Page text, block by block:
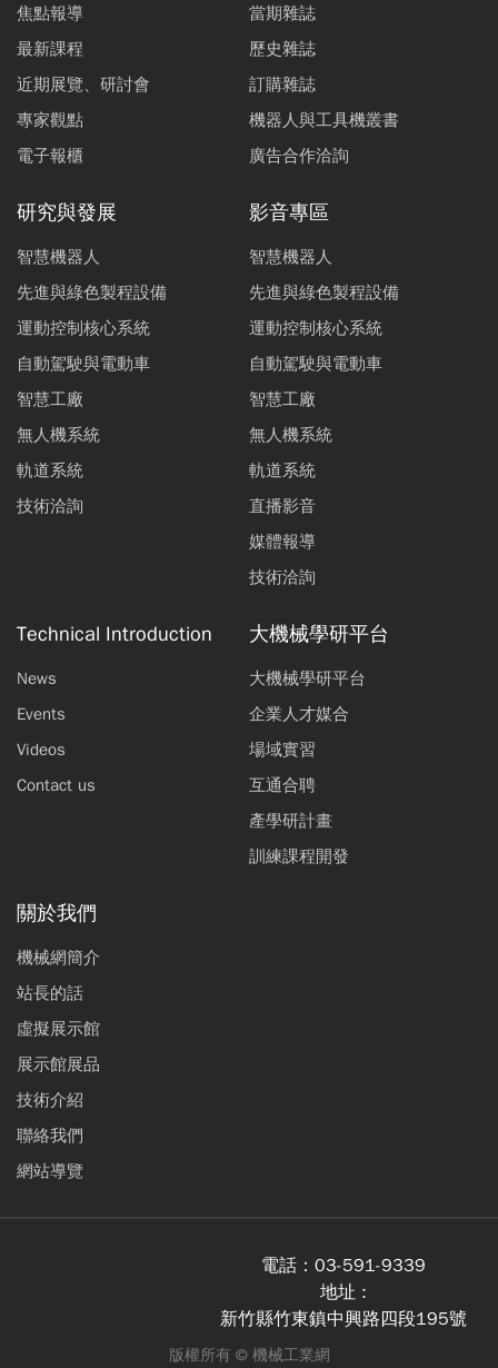
焦點報導
最新課程
近期展覽、研討會
專家觀點
電子報櫃
當期雜誌
歷史雜誌
訂購雜誌
機器人與工具機叢書
廣告合作洽詢
研究與發展
智慧機器人
先進與綠色製程設備
運動控制核心系統
自動駕駛與電動車
智慧工廠
無人機系統
軌道系統
技術洽詢
影音專區
智慧機器人
先進與綠色製程設備
運動控制核心系統
自動駕駛與電動車
智慧工廠
無人機系統
軌道系統
直播影音
媒體報導
技術洽詢
Technical Introduction
News
Events
Videos
Contact us
大機械學研平台
大機械學研平台
企業人才媒合
場域實習
互通合聘
產學研計畫
訓練課程開發
關於我們
機械網簡介
站長的話
虛擬展示館
展示館展品
技術介紹
聯絡我們
網站導覽
電話： 03-591-9339
地址 :
新竹縣竹東鎮中興路四段195號
版權所有 © 機械工業網